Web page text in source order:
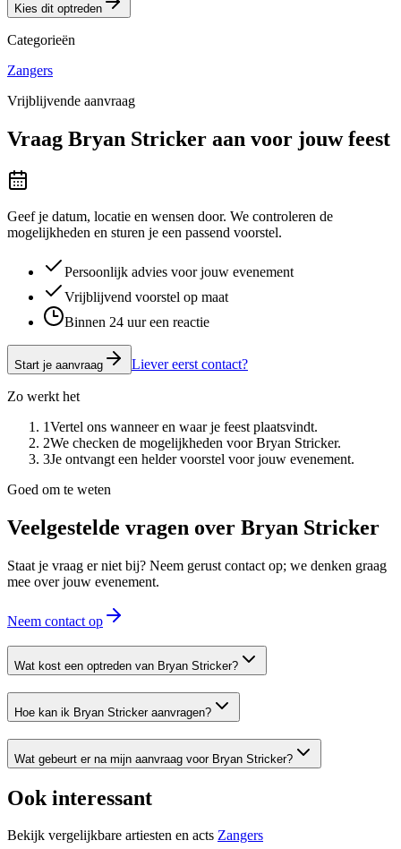
Kies dit optreden
Categorieën
Zangers
Vrijblijvende aanvraag
Vraag Bryan Stricker aan voor jouw feest
Geef je datum, locatie en wensen door. We controleren de
mogelijkheden en sturen je een passend voorstel.
Persoonlijk advies voor jouw evenement
Vrijblijvend voorstel op maat
Binnen 24 uur een reactie
Start je aanvraag Liever eerst contact?
Zo werkt het
1Vertel ons wanneer en waar je feest plaatsvindt.
2We checken de mogelijkheden voor Bryan Stricker.
3Je ontvangt een helder voorstel voor jouw evenement.
Goed om te weten
Veelgestelde vragen over Bryan Stricker
Staat je vraag er niet bij? Neem gerust contact op; we denken graag
mee over jouw evenement.
Neem contact op
Wat kost een optreden van Bryan Stricker?
Hoe kan ik Bryan Stricker aanvragen?
Wat gebeurt er na mijn aanvraag voor Bryan Stricker?
Ook interessant
Bekijk vergelijkbare artiesten en acts Zangers